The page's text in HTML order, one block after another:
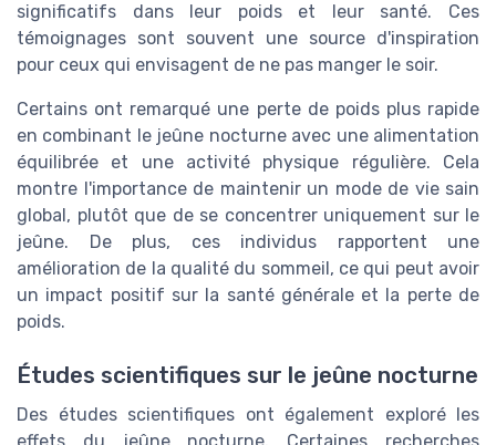
significatifs dans leur poids et leur santé. Ces
témoignages sont souvent une source d'inspiration
pour ceux qui envisagent de ne pas manger le soir.
Certains ont remarqué une perte de poids plus rapide
en combinant le jeûne nocturne avec une alimentation
équilibrée et une activité physique régulière. Cela
montre l'importance de maintenir un mode de vie sain
global, plutôt que de se concentrer uniquement sur le
jeûne. De plus, ces individus rapportent une
amélioration de la qualité du sommeil, ce qui peut avoir
un impact positif sur la santé générale et la perte de
poids.
Études scientifiques sur le jeûne nocturne
Des études scientifiques ont également exploré les